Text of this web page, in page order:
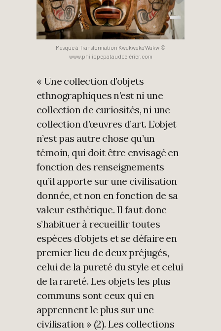
Masque à Transformation Kwakwaka’Wakw ©
www.philippepataudcélérier.com
« Une collection d’objets
ethnographiques n’est ni une
collection de curiosités, ni une
collection d’œuvres d’art. L’objet
n’est pas autre chose qu’un
témoin, qui doit être envisagé en
fonction des renseignements
qu’il apporte sur une civilisation
donnée, et non en fonction de sa
valeur esthétique. Il faut donc
s’habituer à recueillir toutes
espèces d’objets et se défaire en
premier lieu de deux préjugés,
celui de la pureté du style et celui
de la rareté. Les objets les plus
communs sont ceux qui en
apprennent le plus sur une
civilisation » (2). Les collections